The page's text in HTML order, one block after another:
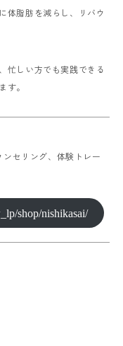
体脂肪を減らし、リバウ
忙しい方でも実践できる
す。
セリング、体験トレー
shop/nishikasai/